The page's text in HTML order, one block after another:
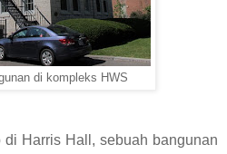
di kompleks HWS
Harris Hall, sebuah bangunan